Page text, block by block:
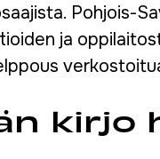
Pohjois-
ja
kirjo